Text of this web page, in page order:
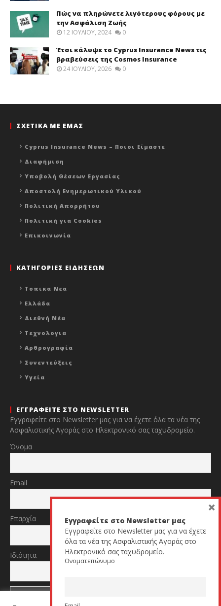
Πώς να πληρώνετε λιγότερους φόρους με
την Ασφάλιση Ζωής
12 ΙΟΥΛΊΟΥ, 2024 0
Έτσι κάλυψε το Cyprus Insurance News τις
βραβεύσεις της Cosmos Insurance
24 ΙΟΥΛΊΟΥ, 2026 0
ΣΧΕΤΙΚΑ ΜΕ ΕΜΑΣ
Cyprus Insurance News – Ποιοι Είμαστε
Διαφήμιση
Υποβολή Θέσεων Εργασίας
Αποστολή Ενημερωτικού Υλικού
Πολιτική Απορρήτου
Πολιτική για Cookies
Επικοινωνία
ΚΑΤΗΓΟΡΙΕΣ ΕΙΔΗΣΕΩΝ
Τοπικα Νεα
Ελλάδα
Διεθνή Νέα
Τεχνολογια
Αρθρογραφία
Συνεντεύξεις
Υγεία
ΕΓΓΡΑΦΕΙΤΕ ΣΤΟ NEWSLETTER
Εγγραφείτε στο Newsletter μας για να έχετε όλα τα νέα της
Ασφαλιστικής Αγοράς στο Ηλεκτρονικό σας ταχυδρομείο.
Όνομα
Email
Επαρχία
Ιδιότητα
Εγγραφείτε στο Newsletter μας
Εγγραφείτε στο Newsletter μας για να έχετε
όλα τα νέα της Ασφαλιστικής Αγοράς στο
Ηλεκτρονικό σας ταχυδρομείο.
Ονοματεπώνυμο
×